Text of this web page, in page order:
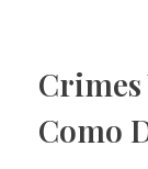
Crimes
Como